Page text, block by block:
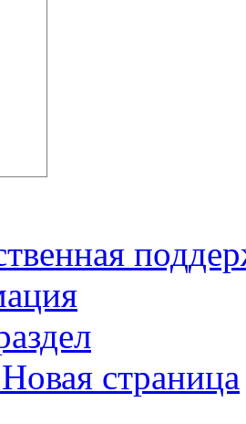
страница